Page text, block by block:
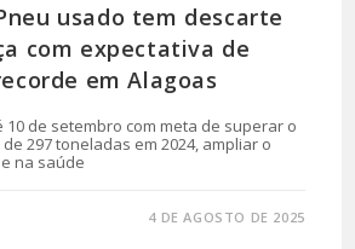
usado tem descarte
com expectativa de
em Alagoas
10 de setembro com meta de superar o
297 toneladas em 2024, ampliar o
na saúde
4 DE AGOSTO DE 2025